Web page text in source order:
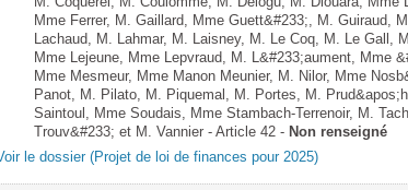
Mme Ferrer, M. Gaillard, Mme Guett&#233;, M. Guiraud,
Lachaud, M. Lahmar, M. Laisney, M. Le Coq, M. Le Gall,
Mme Lejeune, Mme Lepvraud, M. L&#233;aument, Mme
Mme Mesmeur, Mme Manon Meunier, M. Nilor, Mme
Panot, M. Pilato, M. Piquemal, M. Portes, M.
Saintoul, Mme Soudais, Mme Stambach-Terrenoir, M.
Trouv&#233; et M. Vannier - Article 42 - Non renseigné
le dossier (Projet de loi de finances pour 2025)